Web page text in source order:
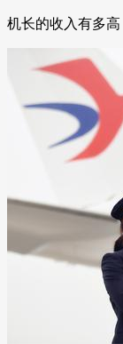
机长的收入有多